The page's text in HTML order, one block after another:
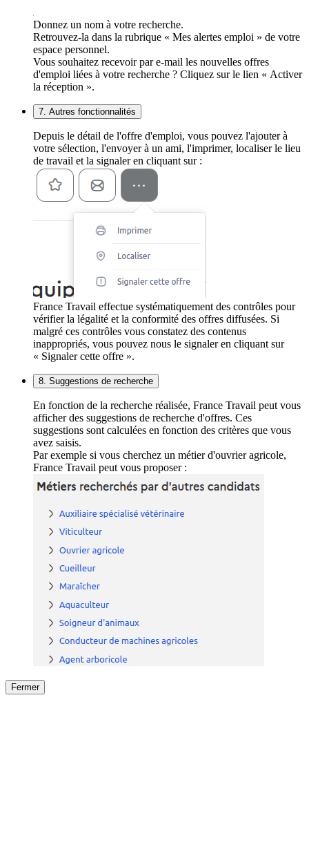
Donnez un nom à votre recherche.
Retrouvez-la dans la rubrique « Mes alertes emploi » de votre
espace personnel.
Vous souhaitez recevoir par e-mail les nouvelles offres
d'emploi liées à votre recherche ? Cliquez sur le lien « Activer
la réception ».
7. Autres fonctionnalités
Depuis le détail de l'offre d'emploi, vous pouvez l'ajouter à
votre sélection, l'envoyer à un ami, l'imprimer, localiser le lieu
de travail et la signaler en cliquant sur :
France Travail effectue systématiquement des contrôles pour
vérifier la légalité et la conformité des offres diffusées. Si
malgré ces contrôles vous constatez des contenus
inappropriés, vous pouvez nous le signaler en cliquant sur
« Signaler cette offre ».
8. Suggestions de recherche
En fonction de la recherche réalisée, France Travail peut vous
afficher des suggestions de recherche d'offres. Ces
suggestions sont calculées en fonction des critères que vous
avez saisis.
Par exemple si vous cherchez un métier d'ouvrier agricole,
France Travail peut vous proposer :
Fermer